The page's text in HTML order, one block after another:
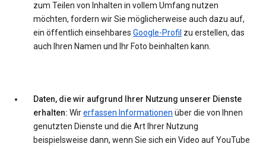
zum Teilen von Inhalten in vollem Umfang nutzen
möchten, fordern wir Sie möglicherweise auch dazu auf,
ein öffentlich einsehbares Google-Profil zu erstellen, das
auch Ihren Namen und Ihr Foto beinhalten kann.
Daten, die wir aufgrund Ihrer Nutzung unserer Dienste
erhalten: Wirerfassen Informationen über die von Ihnen
genutzten Dienste und die Art Ihrer Nutzung
beispielsweise dann, wenn Sie sich ein Video auf YouTube